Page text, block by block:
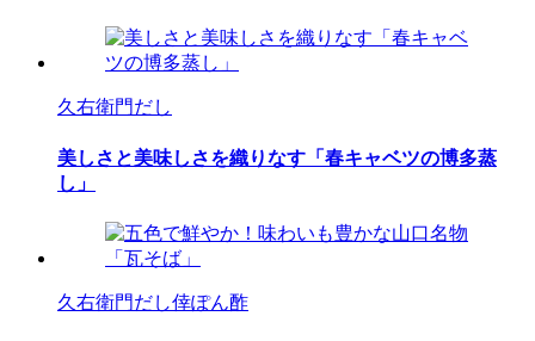
久右衛門だし
美しさと美味しさを織りなす「春キャベツの博多蒸
し」
久右衛門だし倖ぽん酢